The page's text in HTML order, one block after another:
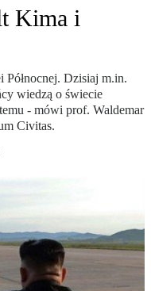
Kima i
Północnej. Dzisiaj m.in.
wiedzą o świecie
- mówi prof. Waldemar
Civitas.